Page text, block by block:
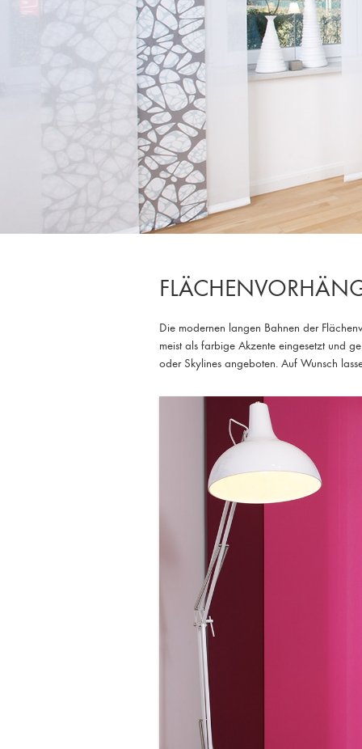
Die modernen langen Bahnen der
meist als farbige Akzente eingesetzt und
oder Skylines angeboten. Auf Wunsch